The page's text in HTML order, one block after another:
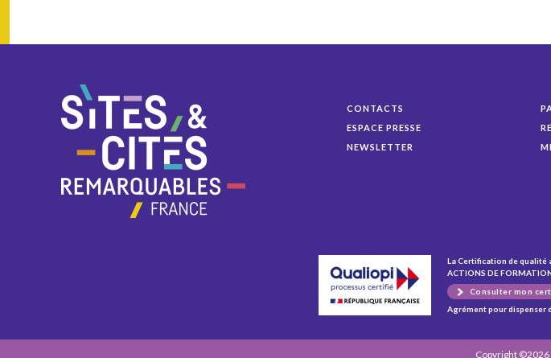
CONTACTS
ESPACE PRESSE
NEWSLETTER
La Certification de qualité
ACTIONS DE
Consulter mon
Agrément pour dispenser
Copyright ©2026